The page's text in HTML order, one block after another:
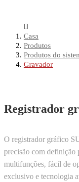
Casa
Produtos
Produtos do
Gravador
Registrador
O registrador gráfico
precisão com definição
multifunções, fácil de
exclusivo e tecnologia